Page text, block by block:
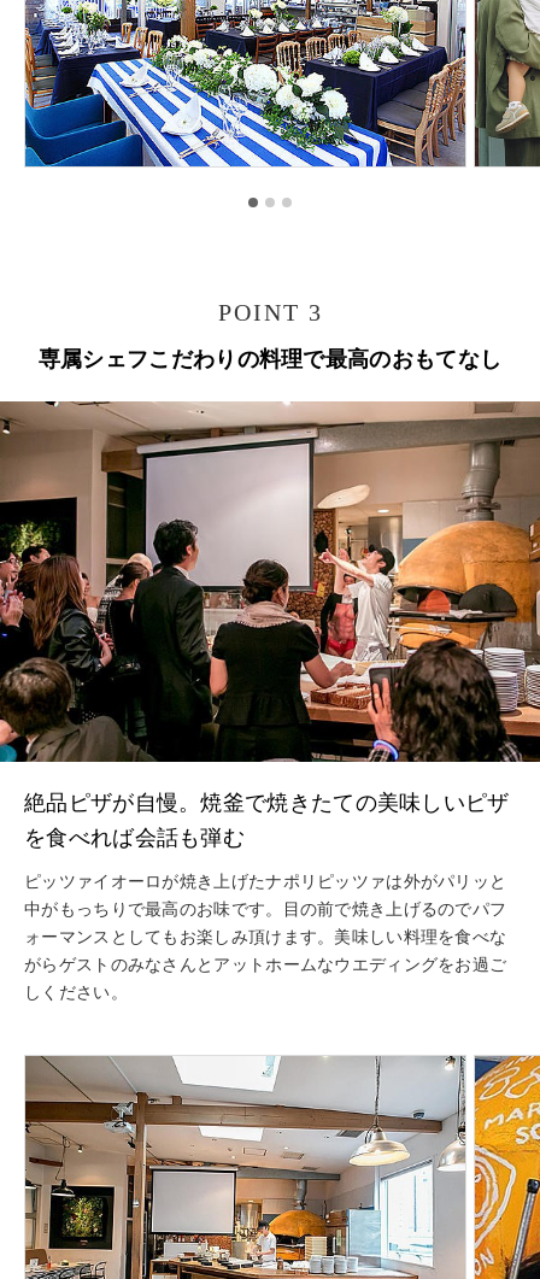
POINT 3
専属シェフこだわりの料理で最高のおもてなし
絶品ピザが自慢。焼釜で焼きたての美味しいピザ
を食べれば会話も弾む
ピッツァイオーロが焼き上げたナポリピッツァは外がパリッと
中がもっちりで最高のお味です。目の前で焼き上げるのでパフ
ォーマンスとしてもお楽しみ頂けます。美味しい料理を食べな
がらゲストのみなさんとアットホームなウエディングをお過ご
しください。